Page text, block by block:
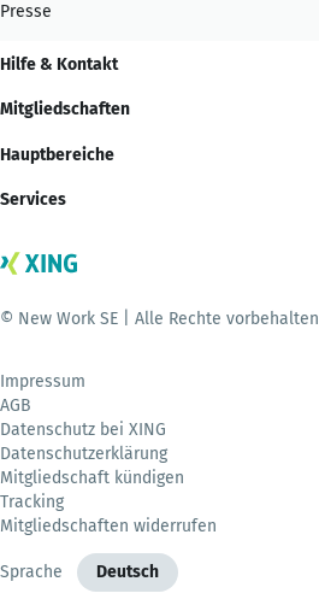
Presse
Hilfe & Kontakt
Mitgliedschaften
Hauptbereiche
Services
© New Work SE | Alle Rechte vorbehalten
Impressum
AGB
Datenschutz bei XING
Datenschutzerklärung
Mitgliedschaft kündigen
Tracking
Mitgliedschaften widerrufen
Sprache Deutsch